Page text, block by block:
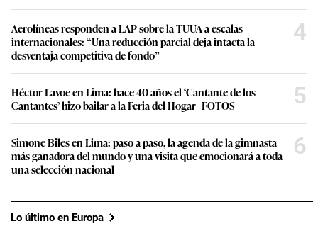
Aerolíneas responden a LAP sobre la TUUA a escalas
internacionales: “Una reducción parcial deja intacta la
desventaja competitiva de fondo”
4
Héctor Lavoe en Lima: hace 40 años el ‘Cantante de los
Cantantes’ hizo bailar a la Feria del Hogar | FOTOS
5
Simone Biles en Lima: paso a paso, la agenda de la gimnasta
más ganadora del mundo y una visita que emocionará a toda
una selección nacional
6
Lo último en Europa